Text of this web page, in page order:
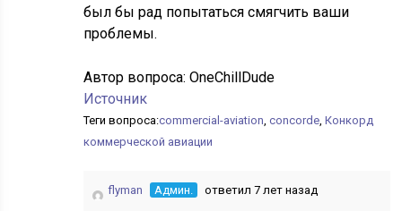
был бы рад попытаться смягчить ваши
проблемы.
Автор вопроса:OneChillDude
Источник
Теги вопроса:commercial-aviation,concorde,Конкорд
коммерческой авиации
flyman Админ. ответил 7 лет назад